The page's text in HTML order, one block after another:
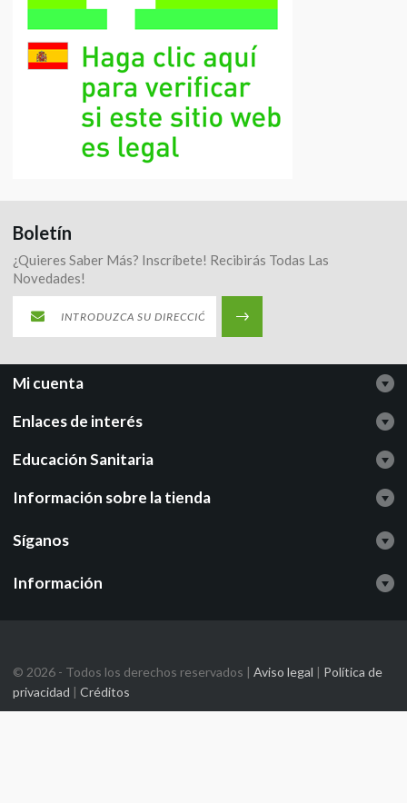
Boletín
¿Quieres Saber Más? Inscríbete! Recibirás Todas Las
Novedades!
Mi cuenta
Enlaces de interés
Educación Sanitaria
Información sobre la tienda
Síganos
Información
© 2026 - Todos los derechos reservados | Aviso legal | Política de
privacidad | Créditos